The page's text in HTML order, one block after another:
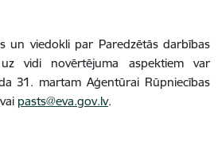
un viedokli par Paredzētās darbības
vidi novērtējuma aspektiem var
31. martam Aģentūrai Rūpniecības
pasts@eva.gov.lv.